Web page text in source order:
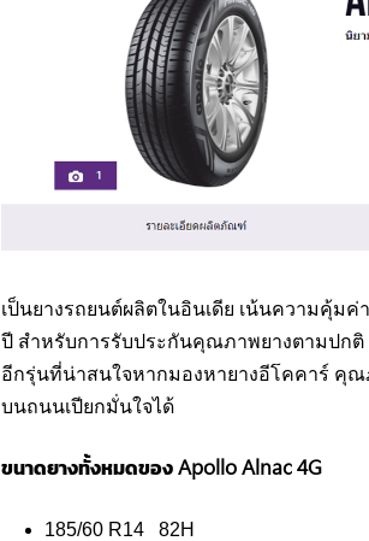
เป็นยางรถยนต์ผลิตในอินเดีย เน้นความคุ้มค่
ปี สำหรับการรับประกันคุณภาพยางตามปกติ
อีกรุ่นที่น่าสนใจหากมองหายางอีโคคาร์ คุ
บนถนนเปียกมั่นใจได้
ขนาดยางทั้งหมดของ Apollo Alnac 4G
185/60 R14 82H